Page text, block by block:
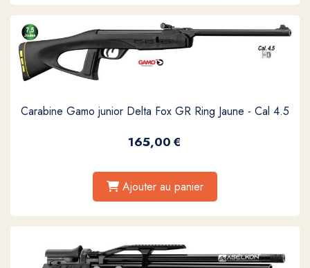
Carabine Gamo junior Delta Fox GR Ring Jaune - Cal 4.5
165,00€
Ajouter au panier